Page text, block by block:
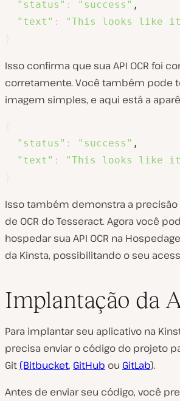
"status" : "success" ,
"text" :
"This looks like it
Isso confirma que sua API OCR foi
corretamente. Você também pode
imagem simples, e aqui está a
"status" : "success" ,
"text" :
"This looks like it
Isso também demonstra a
de OCR do Tesseract. Agora você
hospedar sua API OCR na
da Kinsta, possibilitando o seu
Implantação da
Para implantar seu aplicativo na
precisa enviar o código do projeto
Git (Bitbucket, GitHub ou GitLab).
Antes de enviar seu código, você